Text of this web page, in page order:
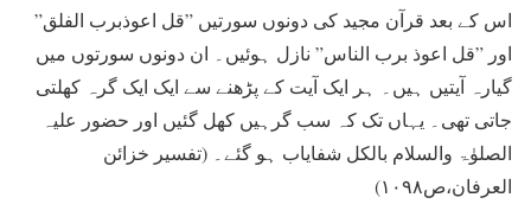
اس کے بعد قرآن مجید کی دونوں سورتیں ”قل اعوذبرب الفلق”
اور ”قل اعوذ برب الناس” نازل ہوئیں۔ ان دونوں سورتوں میں
گیارہ آیتیں ہیں۔ ہر ایک آیت کے پڑھنے سے ایک ایک گرہ کھلتی
جاتی تھی۔ یہاں تک کہ سب گرہیں کھل گئیں اور حضور علیہ
الصلوٰۃ والسلام بالکل شفایاب ہو گئے۔ (تفسیر خزائن
العرفان،ص۱۰۹۸)